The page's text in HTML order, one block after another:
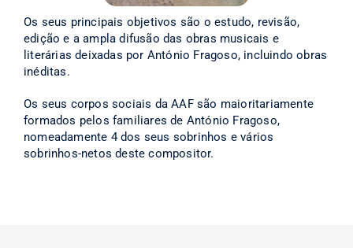
Os seus principais objetivos são o estudo, revisão,
edição e a ampla difusão das obras musicais e
literárias deixadas por António Fragoso, incluindo obras
inéditas.
Os seus corpos sociais da AAF são maioritariamente
formados pelos familiares de António Fragoso,
nomeadamente 4 dos seus sobrinhos e vários
sobrinhos-netos deste compositor.